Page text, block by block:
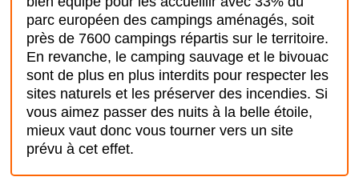
parc européen des campings aménagés, soit
près de 7600 campings répartis sur le territoire.
En revanche, le camping sauvage et le bivouac
sont de plus en plus interdits pour respecter les
sites naturels et les préserver des incendies. Si
vous aimez passer des nuits à la belle étoile,
mieux vaut donc vous tourner vers un site
prévu à cet effet.